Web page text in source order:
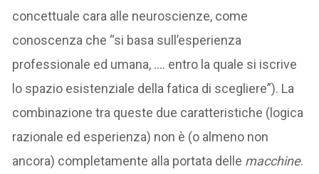
concettuale cara alle neuroscienze, come
conoscenza che “si basa sull’esperienza
professionale ed umana, …. entro la quale si iscrive
lo spazio esistenziale della fatica di scegliere”). La
combinazione tra queste due caratteristiche (logica
razionale ed esperienza) non è (o almeno non
ancora) completamente alla portata delle macchine.